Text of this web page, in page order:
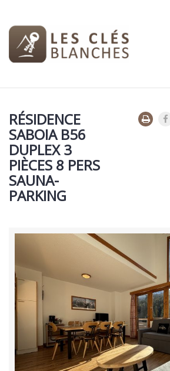
RÉSIDENCE
SABOIA B56
DUPLEX 3
PIÈCES 8 PERS
SAUNA-
PARKING